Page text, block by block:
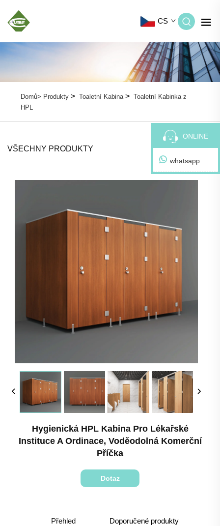
CS
Domů> Produkty> Toaletní Kabina> Toaletní Kabinka z
HPL
VŠECHNY PRODUKTY
Hygienická HPL Kabina Pro Lékařské
Instituce A Ordinace, Voděodolná Komerční
Příčka
Dotaz
Přehled Doporučené produkty
ONLINE
whatsapp